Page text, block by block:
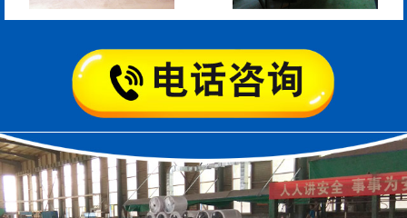
模
空心板内模 桥梁空心板气囊